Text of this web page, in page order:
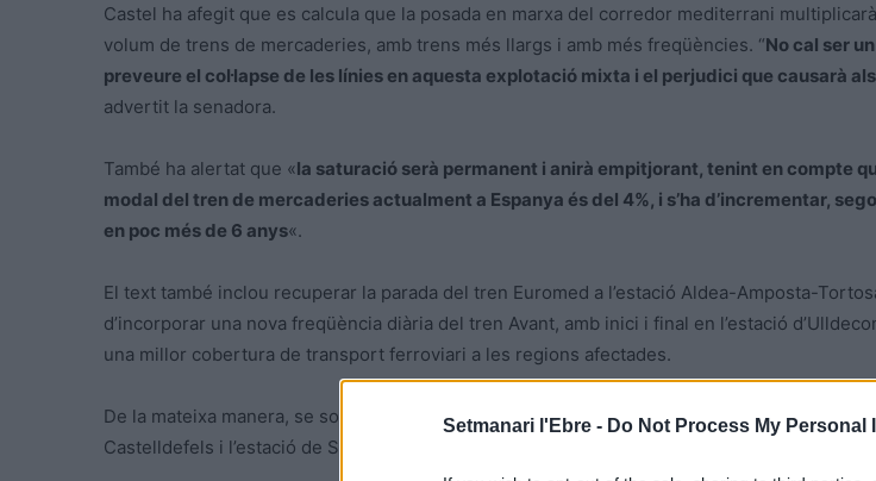
Setmanari l'Ebre - Do Not Process My Personal
Castel ha afegit que es calcula que la posada en marxa del corredor mediterrani
volum de trens de mercaderies, amb trens més llargs i amb més freqüències. “No cal ser
preveure el col·lapse de les línies en aquesta explotació mixta i el perjudici que causarà
advertit la senadora.
També ha alertat que «la saturació serà permanent i anirà empitjorant, tenint en compte
modal del tren de mercaderies actualment a Espanya és del 4%, i s’ha d’incrementar,
en poc més de 6 anys«.
El text també inclou recuperar la parada del tren Euromed a l’estació Aldea-Amposta-
d’incorporar una nova freqüència diària del tren Avant, amb inici i final en l’estació
una millor cobertura de transport ferroviari a les regions afectades.
De la mateixa manera, se sol·licita al Govern que prioritzi l’ampliació a quatre vies del tram
Castelldefels i l’estació de Sants, amb l’objectiu d’augmentar la capacitat de la xarxa